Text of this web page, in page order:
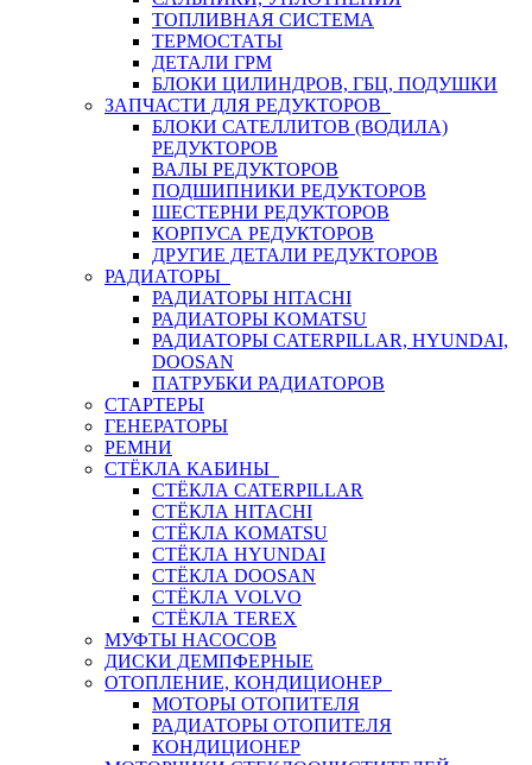
ТОПЛИВНАЯ СИСТЕМА
ТЕРМОСТАТЫ
ДЕТАЛИ ГРМ
БЛОКИ ЦИЛИНДРОВ, ГБЦ, ПОДУШКИ
ЗАПЧАСТИ ДЛЯ РЕДУКТОРОВ
БЛОКИ САТЕЛЛИТОВ (ВОДИЛА)
РЕДУКТОРОВ
ВАЛЫ РЕДУКТОРОВ
ПОДШИПНИКИ РЕДУКТОРОВ
ШЕСТЕРНИ РЕДУКТОРОВ
КОРПУСА РЕДУКТОРОВ
ДРУГИЕ ДЕТАЛИ РЕДУКТОРОВ
РАДИАТОРЫ
РАДИАТОРЫ HITACHI
РАДИАТОРЫ KOMATSU
РАДИАТОРЫ CATERPILLAR, HYUNDAI,
DOOSAN
ПАТРУБКИ РАДИАТОРОВ
СТАРТЕРЫ
ГЕНЕРАТОРЫ
РЕМНИ
СТЁКЛА КАБИНЫ
СТЁКЛА CATERPILLAR
СТЁКЛА HITACHI
СТЁКЛА KOMATSU
СТЁКЛА HYUNDAI
СТЁКЛА DOOSAN
СТЁКЛА VOLVO
СТЁКЛА TEREX
МУФТЫ НАСОСОВ
ДИСКИ ДЕМПФЕРНЫЕ
ОТОПЛЕНИЕ, КОНДИЦИОНЕР
МОТОРЫ ОТОПИТЕЛЯ
РАДИАТОРЫ ОТОПИТЕЛЯ
КОНДИЦИОНЕР